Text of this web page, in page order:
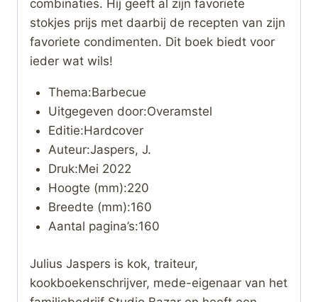
combinaties. Hij geeft al zijn favoriete
stokjes prijs met daarbij de recepten van zijn
favoriete condimenten. Dit boek biedt voor
ieder wat wils!
Thema:Barbecue
Uitgegeven door:Overamstel
Editie:Hardcover
Auteur:Jaspers, J.
Druk:Mei 2022
Hoogte (mm):220
Breedte (mm):160
Aantal pagina’s:160
Julius Jaspers is kok, traiteur,
kookboekenschrijver, mede-eigenaar van het